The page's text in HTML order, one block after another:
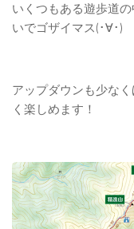
いくつもある遊歩道
いでゴザイマス(･∀･)
アップダウンも少な
く楽しめます！